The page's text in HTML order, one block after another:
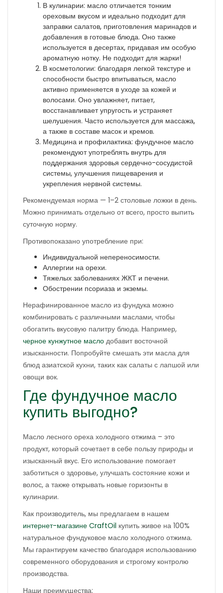
В кулинарии: масло отличается тонким
ореховым вкусом и идеально подходит для
заправки салатов, приготовления маринадов и
добавления в готовые блюда. Оно также
используется в десертах, придавая им особую
ароматную нотку. Не подходит для жарки!
В косметологии: благодаря легкой текстуре и
способности быстро впитываться, масло
активно применяется в уходе за кожей и
волосами. Оно увлажняет, питает,
восстанавливает упругость и устраняет
шелушения. Часто используется для массажа,
а также в составе масок и кремов.
Медицина и профилактика: фундучное масло
рекомендуют употреблять внутрь для
поддержания здоровья сердечно-сосудистой
системы, улучшения пищеварения и
укрепления нервной системы.
Рекомендуемая норма — 1–2 столовые ложки в день.
Можно принимать отдельно от всего, просто выпить
суточную норму.
Противопоказано употребление при:
Индивидуальной непереносимости.
Аллергии на орехи.
Тяжелых заболеваниях ЖКТ и печени.
Обострении псориаза и экземы.
Нерафинированное масло из фундука можно
комбинировать с различными маслами, чтобы
обогатить вкусовую палитру блюда. Например,
черное кунжутное масло добавит восточной
изысканности. Попробуйте смешать эти масла для
блюд азиатской кухни, таких как салаты с лапшой или
овощи вок.
Где фундучное масло
купить выгодно?
Масло лесного ореха холодного отжима – это
продукт, который сочетает в себе пользу природы и
изысканный вкус. Его использование помогает
заботиться о здоровье, улучшать состояние кожи и
волос, а также открывать новые горизонты в
кулинарии.
Как производитель, мы предлагаем в нашем
интернет-магазине CraftOil купить живое на 100%
натуральное фундуковое масло холодного отжима.
Мы гарантируем качество благодаря использованию
современного оборудования и строгому контролю
производства.
Наши преимущества: